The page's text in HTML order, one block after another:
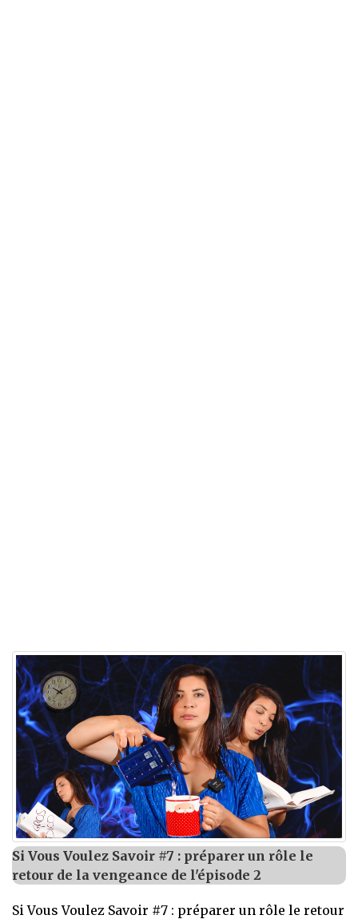
Si Vous Voulez Savoir #7 : préparer un rôle le
retour de la vengeance de l'épisode 2
Si Vous Voulez Savoir #7 : préparer un rôle le retour